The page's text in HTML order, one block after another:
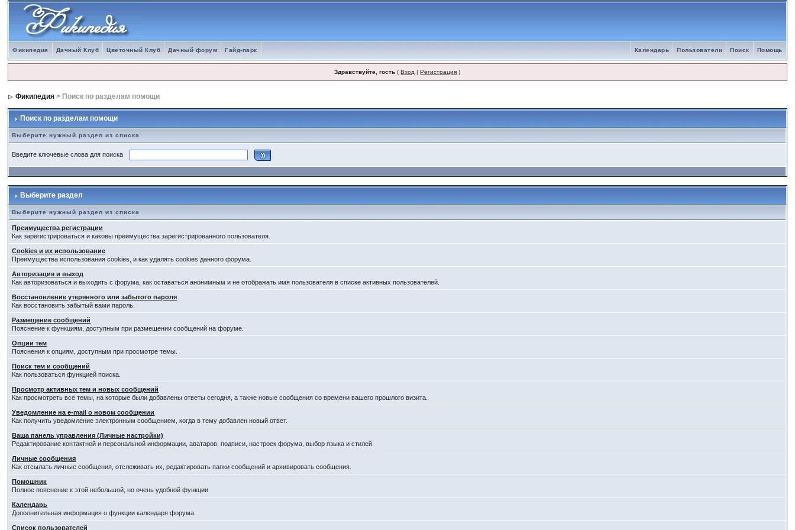
Фикипедия Дачный Клуб Цветочный Клуб Дачный форум Гайд-парк Помощь
Поиск
Пользователи
Календарь
Здравствуйте, гость (Вход |Регистрация )
Фикипедия > Поиск по разделам помощи
Поиск по разделам помощи
Выберите нужный раздел из списка
Введите ключевые слова для поиска
Выберите раздел
Выберите нужный раздел из списка
Преимущества регистрации
Как зарегистрироваться и каковы преимущества зарегистрированного пользователя.
Cookies и их использование
Преимущества использования cookies, и как удалять cookies данного форума.
Авторизация и выход
Как авторизоваться и выходить с форума, как оставаться анонимным и не отображать имя пользователя в списке активных пользователей.
Восстановление утерянного или забытого пароля
Как восстановить забытый вами пароль.
Размещение сообщений
Пояснение к функциям, доступным при размещении сообщений на форуме.
Опции тем
Пояснения к опциям, доступным при просмотре темы.
Поиск тем и сообщений
Как пользоваться функцией поиска.
Просмотр активных тем и новых сообщений
Как просмотреть все темы, на которые были добавлены ответы сегодня, а также новые сообщения со времени вашего прошлого визита.
Уведомление на е-mail о новом сообщении
Как получить уведомление электронным сообщением, когда в тему добавлен новый ответ.
Ваша панель управления (Личные настройки)
Редактирование контактной и персональной информации, аватаров, подписи, настроек форума, выбор языка и стилей.
Личные сообщения
Как отсылать личные сообщения, отслеживать их, редактировать папки сообщений и архивировать сообщения.
Помошник
Полное пояснение к этой небольшой, но очень удобной функции
Календарь
Дополнительная информация о функции календаря форума.
Список пользователей